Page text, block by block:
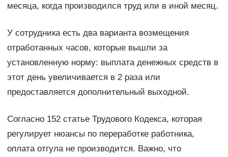
месяца, когда производился труд или в иной месяц.
У сотрудника есть два варианта возмещения
отработанных часов, которые вышли за
установленную норму: выплата денежных средств в
этот день увеличивается в 2 раза или
предоставляется дополнительный выходной.
Согласно 152 статье Трудового Кодекса, которая
регулирует нюансы по переработке работника,
оплата отгула не производится. Важно, что